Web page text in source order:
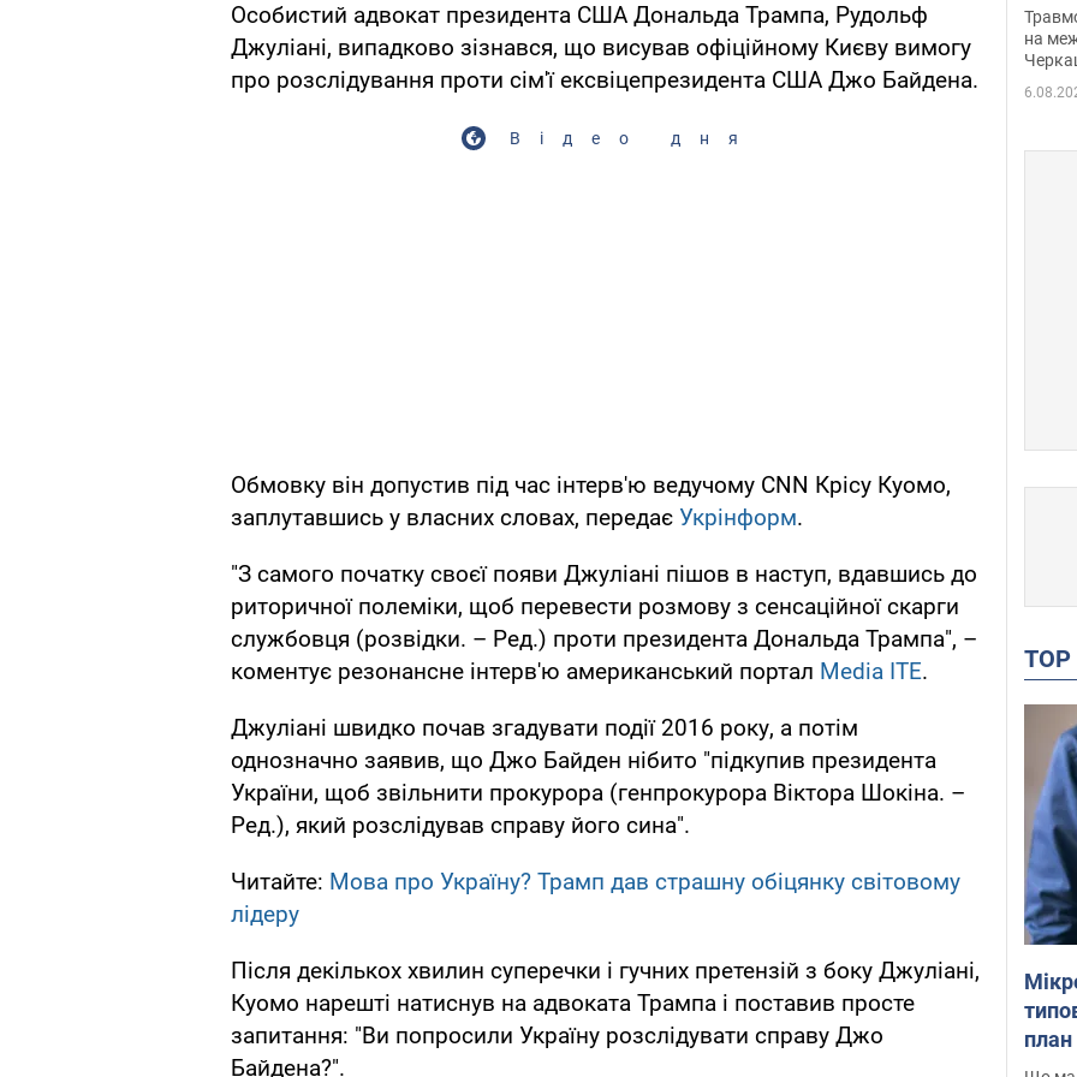
Особистий адвокат президента США Дональда Трампа, Рудольф
Джуліані, випадково зізнався, що висував офіційному Києву вимогу
про розслідування проти сім'ї ексвіцепрезидента США Джо Байдена.
Відео дня
Обмовку він допустив під час інтерв'ю ведучому CNN Крісу Куомо,
заплутавшись у власних словах, передає Укрінформ.
"З самого початку своєї появи Джуліані пішов в наступ, вдавшись до
риторичної полеміки, щоб перевести розмову з сенсаційної скарги
службовця (розвідки. – Ред.) проти президента Дональда Трампа", –
коментує резонансне інтерв'ю американський портал Media ITE.
Джуліані швидко почав згадувати події 2016 року, а потім
однозначно заявив, що Джо Байден нібито "підкупив президента
України, щоб звільнити прокурора (генпрокурора Віктора Шокіна. –
Ред.), який розслідував справу його сина".
Читайте: Мова про Україну? Трамп дав страшну обіцянку світовому
лідеру
Після декількох хвилин суперечки і гучних претензій з боку Джуліані,
Куомо нарешті натиснув на адвоката Трампа і поставив просте
запитання: "Ви попросили Україну розслідувати справу Джо
Байдена?".
Фото
на
план